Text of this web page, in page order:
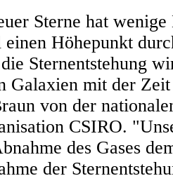
Sterne hat
Höhepunkt
Sternentstehung
Galaxien mit der
von der
CSIRO.
des Gases
der